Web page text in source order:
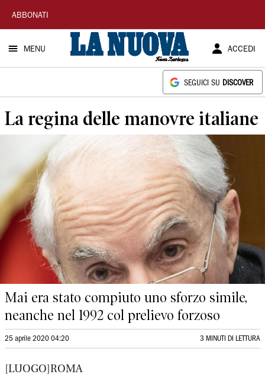
La
Nuova
Sardegna
ABBONATI
MENU ACCEDI
SEGUICI SU DISCOVER
La regina delle manovre italiane
Mai era stato compiuto uno sforzo simile,
neanche nel 1992 col prelievo forzoso
25 aprile 2020 04:20 3 MINUTI DI LETTURA
[LUOGO]ROMA